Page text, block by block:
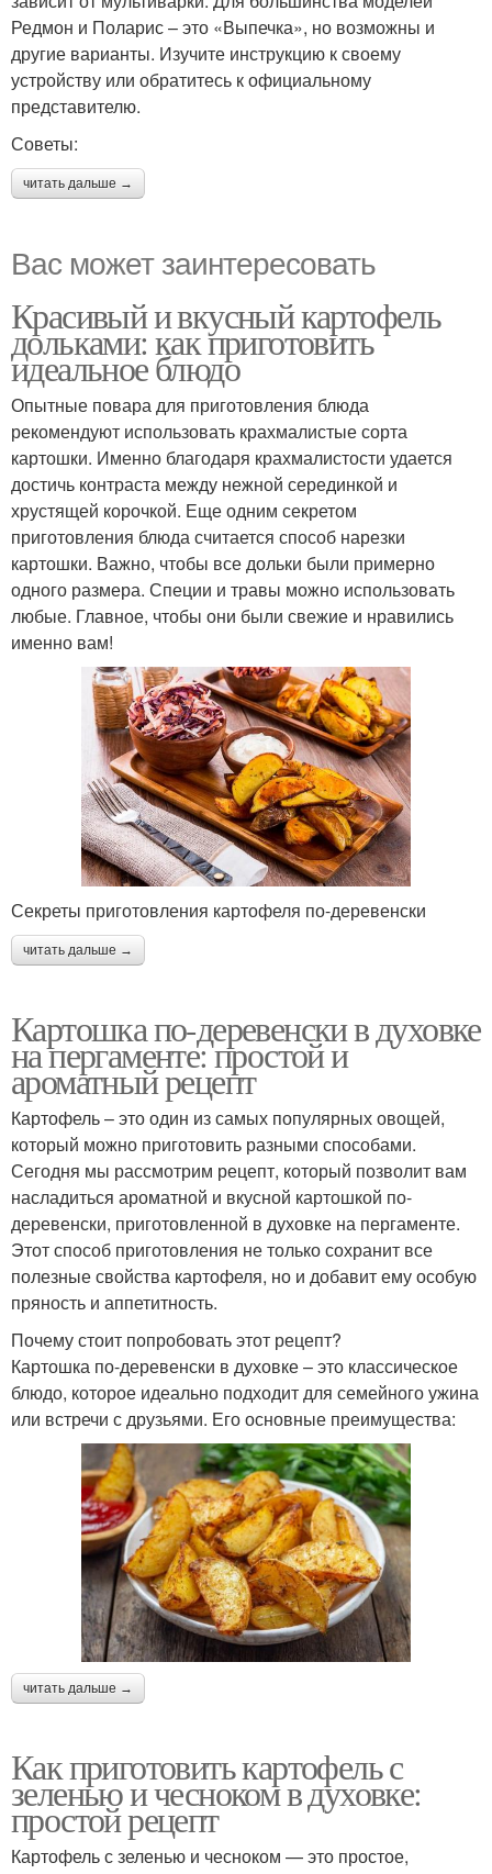
Редмон и Поларис – это «Выпечка», но возможны и
другие варианты. Изучите инструкцию к своему
устройству или обратитесь к официальному
представителю.
Советы:
читать дальше →
Вас может заинтересовать
Красивый и вкусный картофель
дольками: как приготовить
идеальное блюдо
Опытные повара для приготовления блюда
рекомендуют использовать крахмалистые сорта
картошки. Именно благодаря крахмалистости удается
достичь контраста между нежной серединкой и
хрустящей корочкой. Еще одним секретом
приготовления блюда считается способ нарезки
картошки. Важно, чтобы все дольки были примерно
одного размера. Специи и травы можно использовать
любые. Главное, чтобы они были свежие и нравились
именно вам!
Секреты приготовления картофеля по-деревенски
читать дальше →
Картошка по-деревенски в духовке
на пергаменте: простой и
ароматный рецепт
Картофель – это один из самых популярных овощей,
который можно приготовить разными способами.
Сегодня мы рассмотрим рецепт, который позволит вам
насладиться ароматной и вкусной картошкой по-
деревенски, приготовленной в духовке на пергаменте.
Этот способ приготовления не только сохранит все
полезные свойства картофеля, но и добавит ему особую
пряность и аппетитность.
Почему стоит попробовать этот рецепт?
Картошка по-деревенски в духовке – это классическое
блюдо, которое идеально подходит для семейного ужина
или встречи с друзьями. Его основные преимущества:
читать дальше →
Как приготовить картофель с
зеленью и чесноком в духовке:
простой рецепт
Картофель с зеленью и чесноком — это простое,